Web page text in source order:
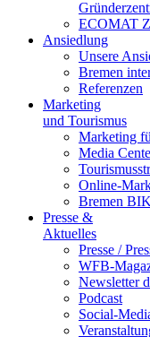
ECOMAT
Ansiedlung
Unsere
Bremen
Referenzen
Marketing
und Tourismus
Marketing
Media
Online-
Bremen
Presse &
Aktuelles
Presse /
WFB-
Newsletter
Podcast
Social-